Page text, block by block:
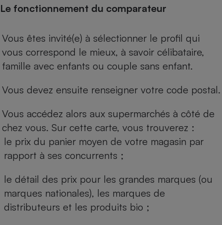
Le fonctionnement du comparateur
Vous êtes invité(e) à sélectionner le profil qui
vous correspond le mieux, à savoir célibataire,
famille avec enfants ou couple sans enfant.
Vous devez ensuite renseigner votre code postal.
Vous accédez alors aux supermarchés à côté de
chez vous. Sur cette carte, vous trouverez :
le prix du panier moyen de votre magasin par
rapport à ses concurrents ;
le détail des prix pour les grandes marques (ou
marques nationales), les marques de
distributeurs et les produits bio ;